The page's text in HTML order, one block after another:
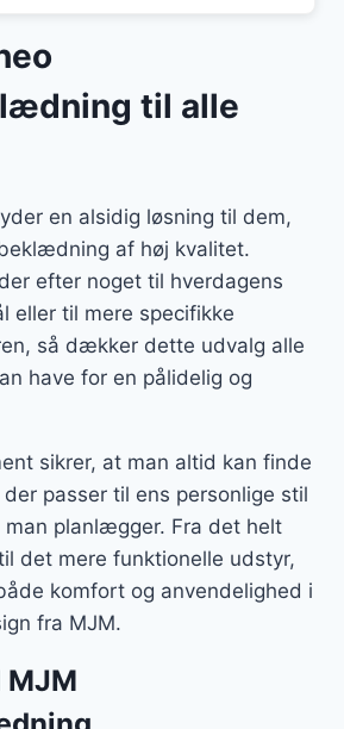
til alle
en alsidig løsning til dem,
af høj kvalitet.
efter noget til hverdagens
eller til mere specifikke
så dækker dette udvalg alle
have for en pålidelig og
sikrer, at man altid kan finde
passer til ens personlige stil
planlægger. Fra det helt
det mere funktionelle udstyr,
komfort og anvendelighed i
fra MJM.
MJM